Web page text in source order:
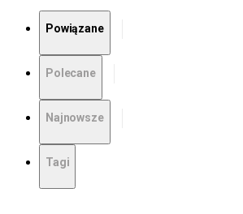
Powiązane
Polecane
Najnowsze
Tagi